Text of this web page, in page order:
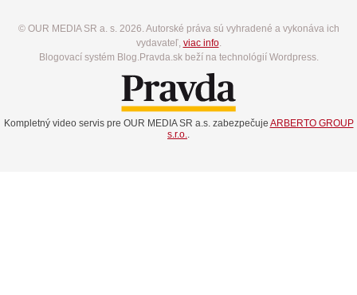
© OUR MEDIA SR a. s. 2026. Autorské práva sú vyhradené a vykonáva ich
vydavateľ, viac info.
Blogovací systém Blog.Pravda.sk beží na technológií Wordpress.
Kompletný video servis pre OUR MEDIA SR a.s. zabezpečuje ARBERTO GROUP
s.r.o..